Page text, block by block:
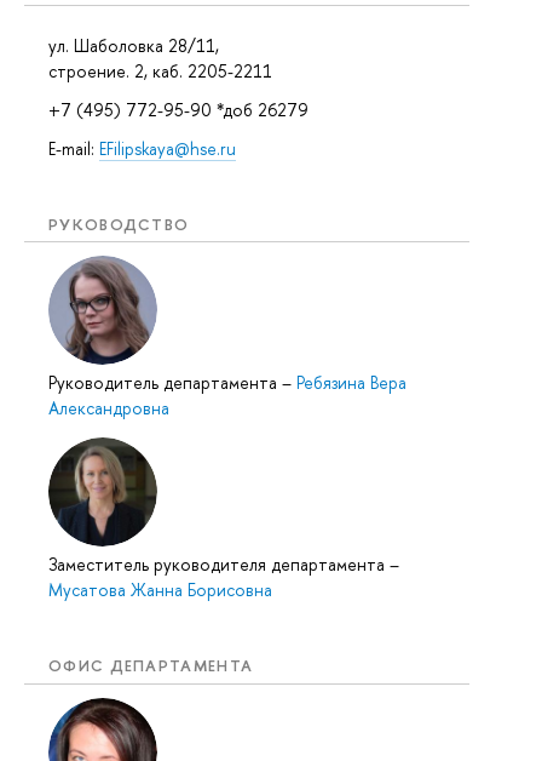
ул. Шаболовка 28/11,
строение. 2, каб. 2205-2211
+7 (495) 772-95-90 *доб 26279
E-mail: EFilipskaya@hse.ru
РУКОВОДСТВО
Руководитель департамента – Ребязина Вера
Александровна
Заместитель руководителя департамента –
Мусатова Жанна Борисовна
ОФИС ДЕПАРТАМЕНТА